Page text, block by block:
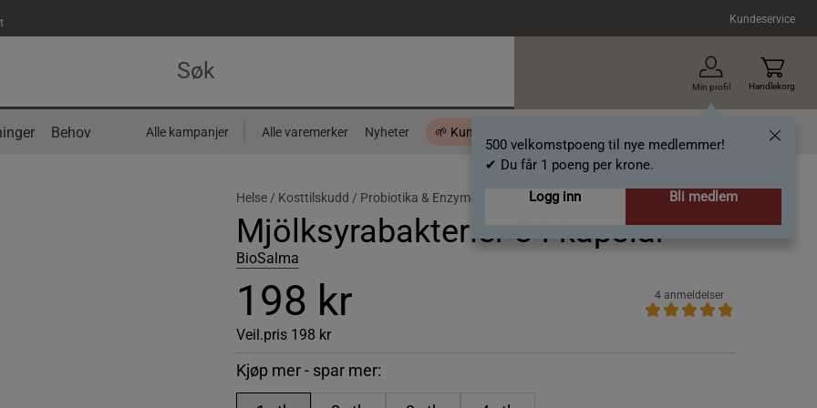
Kundeservice
Min profil
500 velkomstpoeng til nye medlemmer!
✔ Du får 1 poeng per krone.
Logg inn
Bli medlem
Handlekorg
Behov Alle kampanjer Alle varemerker Nyheter 🌱 Kundeklubb - 500 velkomstpoeng Gavekort
Helse / Kosttilskudd / Probiotika & Enzymer
Mjölksyrabakterier 84 kapslar
BioSalma
198 kr
Veil.pris 198 kr
4 anmeldelser
Kjøp mer - spar mer: